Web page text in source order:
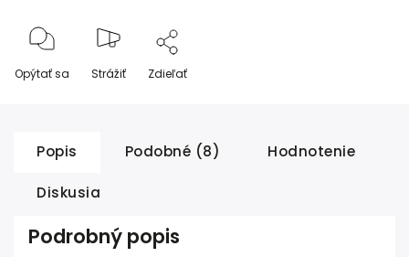
Opýtať sa Strážiť Zdieľať
Popis Podobné (8) Hodnotenie
Diskusia
Podrobný popis